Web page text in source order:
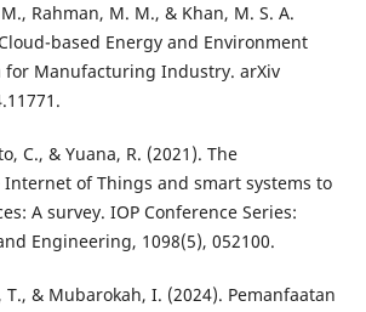
Rahman, M. M., & Khan, M. S. A.
based Energy and Environment
for Manufacturing Industry. arXiv
C., & Yuana, R. (2021). The
of Things and smart systems to
A survey. IOP Conference Series:
Engineering, 1098(5), 052100.
T., & Mubarokah, I. (2024). Pemanfaatan